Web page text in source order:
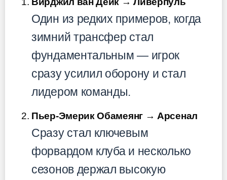
Один из редких примеров, когда
зимний трансфер стал
фундаментальным — игрок
сразу усилил оборону и стал
лидером команды.
Пьер-Эмерик Обамеянг → Арсенал
Сразу стал ключевым
форвардом клуба и несколько
сезонов держал высокую